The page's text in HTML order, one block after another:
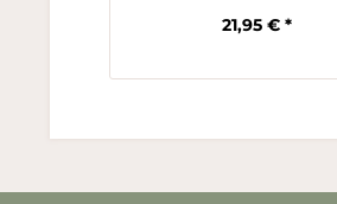
21,95 € *